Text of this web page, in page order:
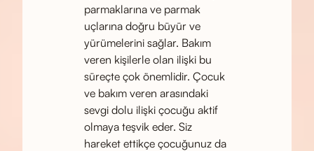
parmaklarına ve parmak
uçlarına doğru büyür ve
yürümelerini sağlar. Bakım
veren kişilerle olan ilişki bu
süreçte çok önemlidir. Çocuk
ve bakım veren arasındaki
sevgi dolu ilişki çocuğu aktif
olmaya teşvik eder. Siz
hareket ettikçe çocuğunuz da